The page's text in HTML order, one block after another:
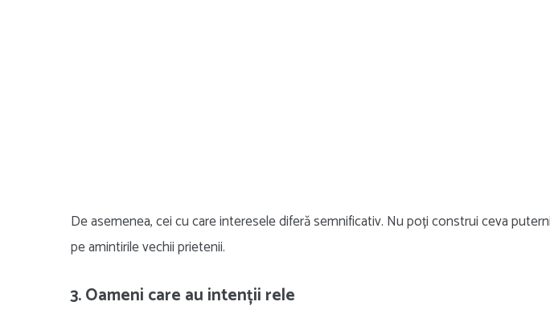
De asemenea, cei cu care interesele diferă semnificativ. Nu poți construi ceva
pe amintirile vechii prietenii.
3. Oameni care au intenții rele